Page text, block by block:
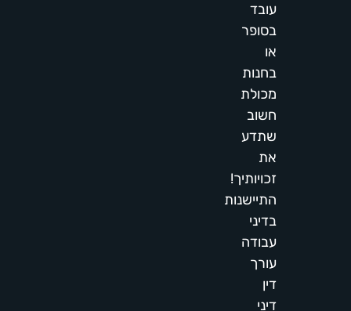
עובד
בסופר
או
בחנות
מכולת
חשוב
שתדע
את
זכויותיך!
התיישנות
בדיני
עבודה
עורך
דין
דיני